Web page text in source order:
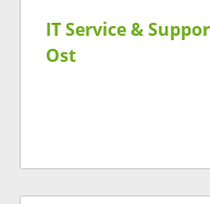
IT Service &
Ost